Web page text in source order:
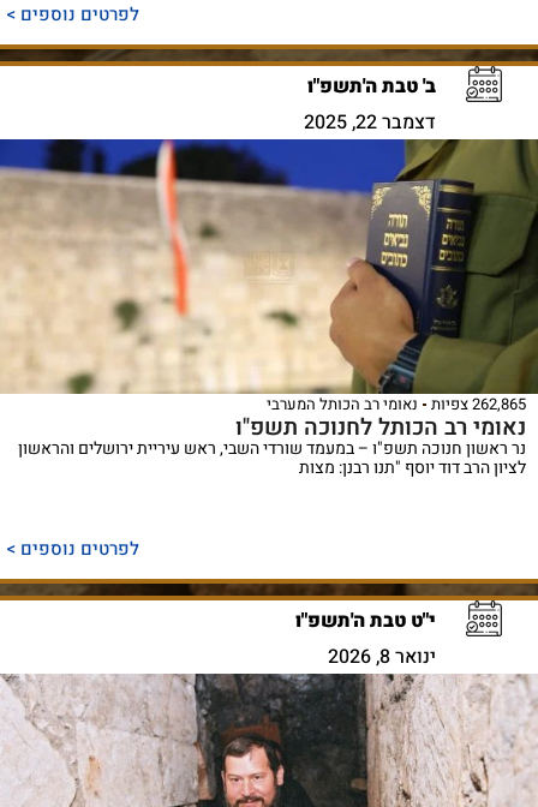
לפרטים נוספים >
ב' טבת ה'תשפ"ו
דצמבר 22, 2025
262,865 צפיות נאומי רב הכותל המערבי
נאומי רב הכותל לחנוכה תשפ"ו
נר ראשון חנוכה תשפ"ו – במעמד שורדי השבי, ראש עיריית ירושלים והראשון
לציון הרב דוד יוסף "תנו רבנן: מצות
לפרטים נוספים >
י"ט טבת ה'תשפ"ו
ינואר 8, 2026